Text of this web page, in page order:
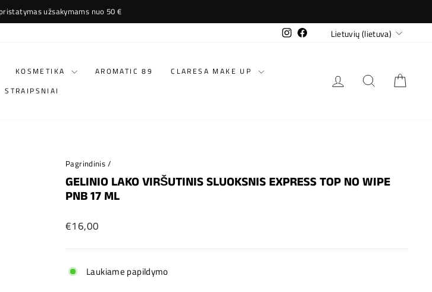
Stabdyti
užsakymams nuo 50 €
InstagramFacebookKALBA
Lietuvių (lietuva)
KOSMETIKA AROMATIC 89
CLARESA MAKE UP
STRAIPSNIAI
PRISIJUNGTI
IEŠKOTI
Pagrindinis /
GELINIO LAKO VIRŠUTINIS SLUOKSNIS EXPRESS TOP NO WIPE
PNB 17 ML
Įprastinė
€16,00
Laukiame papildymo